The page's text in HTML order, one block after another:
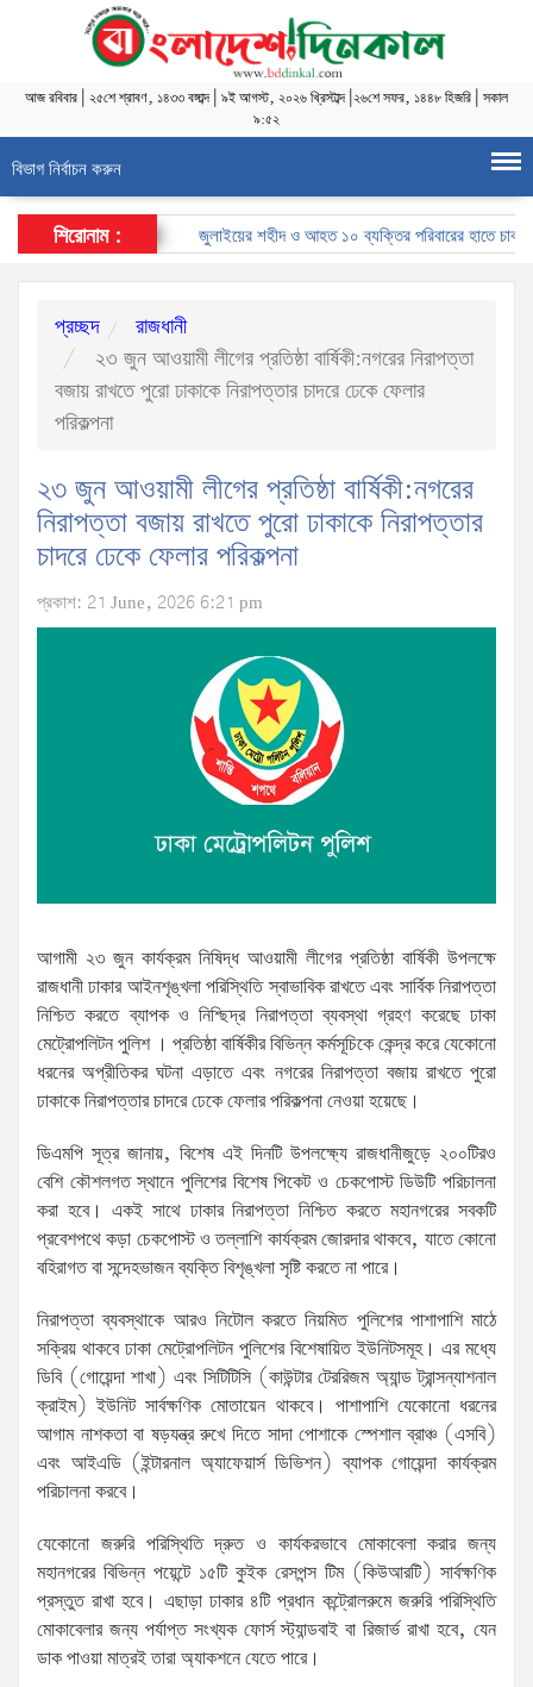
আজরবিবার ২৫শে শ্রাবণ, ১৪৩৩ বঙ্গাব্দ| ৯ই আগস্ট, ২০২৬ খ্রিস্টাব্দ| ২৬শে সফর, ১৪৪৮ হিজরি সকাল
৯:৫২
বিভাগ নির্বাচন করুন
শিরোনাম : জুলাইয়ের শহীদ ও আহত ১০ ব্যক্তির পরিবারের হাতে চাকরির
প্রচ্ছদ
রাজধানী
২৩ জুন আওয়ামী লীগের প্রতিষ্ঠা বার্ষিকী:নগরের নিরাপত্তা
বজায় রাখতে পুরো ঢাকাকে নিরাপত্তার চাদরে ঢেকে ফেলার
পরিকল্পনা
২৩ জুন আওয়ামী লীগের প্রতিষ্ঠা বার্ষিকী:নগরের
নিরাপত্তা বজায় রাখতে পুরো ঢাকাকে নিরাপত্তার
চাদরে ঢেকে ফেলার পরিকল্পনা
প্রকাশ: 21 June, 2026 6:21 pm
আগামী ২৩ জুন কার্যক্রম নিষিদ্ধ আওয়ামী লীগের প্রতিষ্ঠা বার্ষিকী উপলক্ষে
রাজধানী ঢাকার আইনশৃঙ্খলা পরিস্থিতি স্বাভাবিক রাখতে এবং সার্বিক নিরাপত্তা
নিশ্চিত করতে ব্যাপক ও নিশ্ছিদ্র নিরাপত্তা ব্যবস্থা গ্রহণ করেছে ঢাকা
মেট্রোপলিটন পুলিশ । প্রতিষ্ঠা বার্ষিকীর বিভিন্ন কর্মসূচিকে কেন্দ্র করে যেকোনো
ধরনের অপ্রীতিকর ঘটনা এড়াতে এবং নগরের নিরাপত্তা বজায় রাখতে পুরো
ঢাকাকে নিরাপত্তার চাদরে ঢেকে ফেলার পরিকল্পনা নেওয়া হয়েছে।
ডিএমপি সূত্র জানায়, বিশেষ এই দিনটি উপলক্ষ্যে রাজধানীজুড়ে ২০০টিরও
বেশি কৌশলগত স্থানে পুলিশের বিশেষ পিকেট ও চেকপোস্ট ডিউটি পরিচালনা
করা হবে। একই সাথে ঢাকার নিরাপত্তা নিশ্চিত করতে মহানগরের সবকটি
প্রবেশপথে কড়া চেকপোস্ট ও তল্লাশি কার্যক্রম জোরদার থাকবে, যাতে কোনো
বহিরাগত বা সন্দেহভাজন ব্যক্তি বিশৃঙ্খলা সৃষ্টি করতে না পারে।
নিরাপত্তা ব্যবস্থাকে আরও নিটোল করতে নিয়মিত পুলিশের পাশাপাশি মাঠে
সক্রিয় থাকবে ঢাকা মেট্রোপলিটন পুলিশের বিশেষায়িত ইউনিটসমূহ। এর মধ্যে
ডিবি (গোয়েন্দা শাখা) এবং সিটিটিসি (কাউন্টার টেররিজম অ্যান্ড ট্রান্সন্যাশনাল
ক্রাইম) ইউনিট সার্বক্ষণিক মোতায়েন থাকবে। পাশাপাশি যেকোনো ধরনের
আগাম নাশকতা বা ষড়যন্ত্র রুখে দিতে সাদা পোশাকে স্পেশাল ব্রাঞ্চ (এসবি)
এবং আইএডি (ইন্টারনাল অ্যাফেয়ার্স ডিভিশন) ব্যাপক গোয়েন্দা কার্যক্রম
পরিচালনা করবে।
যেকোনো জরুরি পরিস্থিতি দ্রুত ও কার্যকরভাবে মোকাবেলা করার জন্য
মহানগরের বিভিন্ন পয়েন্টে ১৫টি কুইক রেসপন্স টিম (কিউআরটি) সার্বক্ষণিক
প্রস্তুত রাখা হবে। এছাড়া ঢাকার ৪টি প্রধান কন্ট্রোলরুমে জরুরি পরিস্থিতি
মোকাবেলার জন্য পর্যাপ্ত সংখ্যক ফোর্স স্ট্যান্ডবাই বা রিজার্ভ রাখা হবে, যেন
ডাক পাওয়া মাত্রই তারা অ্যাকশনে যেতে পারে।